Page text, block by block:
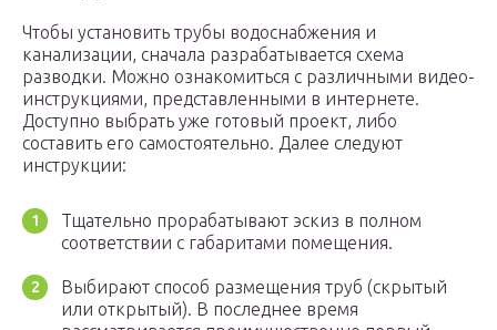
Чтобы установить трубы водоснабжения и
канализации, сначала разрабатывается схема
разводки. Можно ознакомиться с различными видео-
инструкциями, представленными в интернете.
Доступно выбрать уже готовый проект, либо
составить его самостоятельно. Далее следуют
инструкции:
Тщательно прорабатывают эскиз в полном
соответствии с габаритами помещения.
Выбирают способ размещения труб (скрытый
или открытый). В последнее время